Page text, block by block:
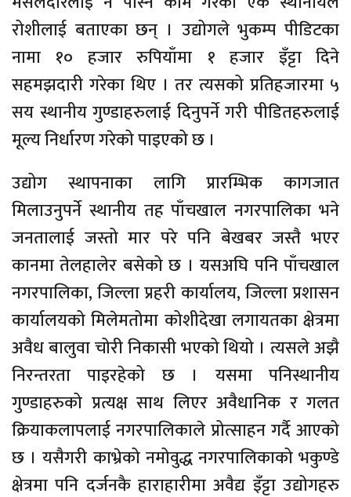
रोशीलाई बताएका छन् । उद्योगले भुकम्प पीडिटका
नामा १० हजार रुपियाँमा १ हजार इँट्टा दिने
सहमझदारी गरेका थिए । तर त्यसको प्रतिहजारमा ५
सय स्थानीय गुण्डाहरुलाई दिनुपर्ने गरी पीडितहरुलाई
मूल्य निर्धारण गरेको पाइएको छ ।
उद्योग स्थापनाका लागि प्रारम्भिक कागजात
मिलाउनुपर्ने स्थानीय तह पाँचखाल नगरपालिका भने
जनतालाई जस्तो मार परे पनि बेखबर जस्तै भएर
कानमा तेलहालेर बसेको छ । यसअघि पनि पाँचखाल
नगरपालिका, जिल्ला प्रहरी कार्यालय, जिल्ला प्रशासन
कार्यालयको मिलेमतोमा कोशीदेखा लगायतका क्षेत्रमा
अवैध बालुवा चोरी निकासी भएको थियो । त्यसले अझै
निरन्तरता पाइरहेको छ । यसमा पनिस्थानीय
गुण्डाहरुको प्रत्यक्ष साथ लिएर अवैधानिक र गलत
क्रियाकलापलाई नगरपालिकाले प्रोत्साहन गर्दै आएको
छ । यसैगरी काभ्रेको नमोवुद्ध नगरपालिकाको भकुण्डे
क्षेत्रमा पनि दर्जनकै हाराहारीमा अवैद्य इँट्टा उद्योगहरु